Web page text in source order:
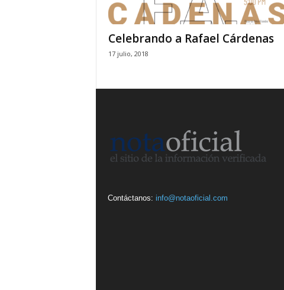
Celebrando a Rafael Cárdenas
17 julio, 2018
Contáctanos: info@notaoficial.com